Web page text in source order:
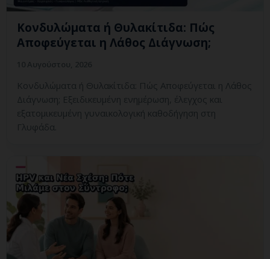
Κονδυλώματα ή Θυλακίτιδα: Πώς
Αποφεύγεται η Λάθος Διάγνωση;
Κονδυλώματα ή Θυλακίτιδα: Πώς Αποφεύγεται η Λάθος
Διάγνωση; Εξειδικευμένη ενημέρωση, έλεγχος και
εξατομικευμένη γυναικολογική καθοδήγηση στη
Γλυφάδα.